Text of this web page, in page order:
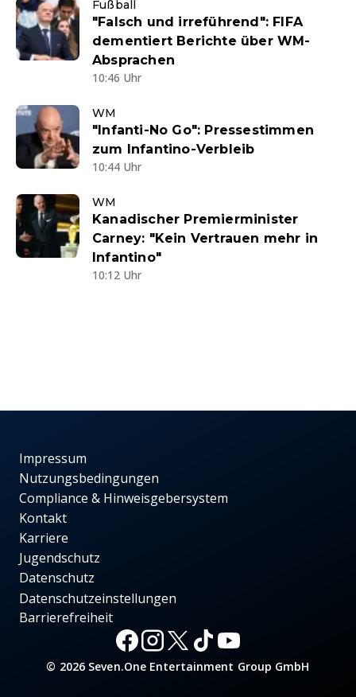
Fußball
"Falsch und irreführend": FIFA
dementiert Berichte über WM-
Absprachen
10:46 Uhr
WM
"Infanti-No Go": Pressestimmen
zum Infantino-Verbleib
10:44 Uhr
WM
Kanadischer Premierminister
Carney: "Kein Vertrauen mehr in
Infantino"
10:12 Uhr
Impressum
Nutzungsbedingungen
Compliance & Hinweisgebersystem
Kontakt
Karriere
Jugendschutz
Datenschutz
Datenschutzeinstellungen
Barrierefreiheit
© 2026 Seven.One Entertainment Group GmbH